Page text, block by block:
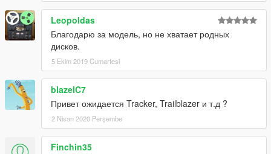
Leopoldas
Благодарю за модель, но не хватает родных
дисков.
5 Ekim 2019 Cumartesi
blazeIC7
Привет ожидается Tracker, Trailblazer и т.д ?
2 Nisan 2020 Perşembe
Finchin35